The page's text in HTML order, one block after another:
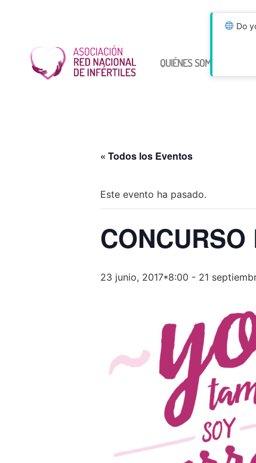
Do
QUIÉNES SOMOS
« Todos los Eventos
Este evento ha pasado.
23 junio, 2017*8:00 - 21